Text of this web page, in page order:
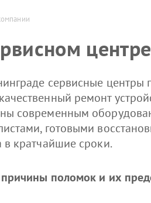
сервисные центры
ремонт
современным
готовыми
в кратчайшие сроки.
поломок и их